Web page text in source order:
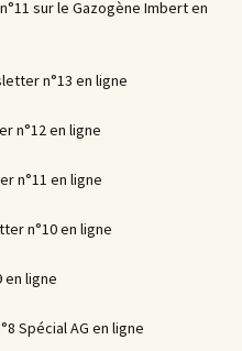
sur le Gazogène Imbert en
n°13 en ligne
n°12 en ligne
n°11 en ligne
n°10 en ligne
en ligne
Spécial AG en ligne